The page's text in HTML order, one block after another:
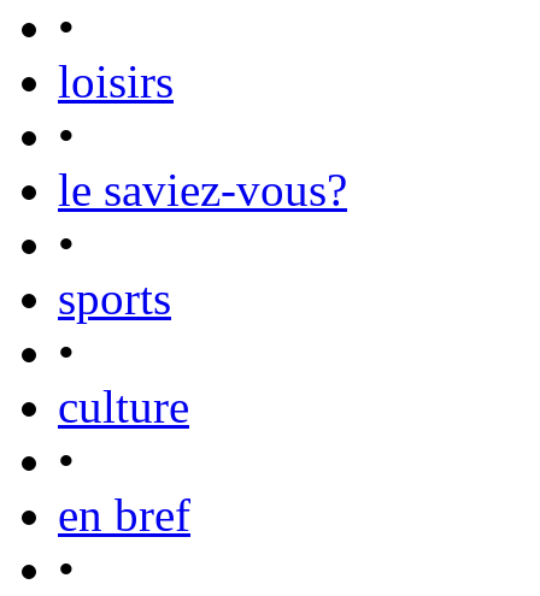
•
loisirs
•
le saviez-vous?
•
sports
•
culture
•
en bref
•